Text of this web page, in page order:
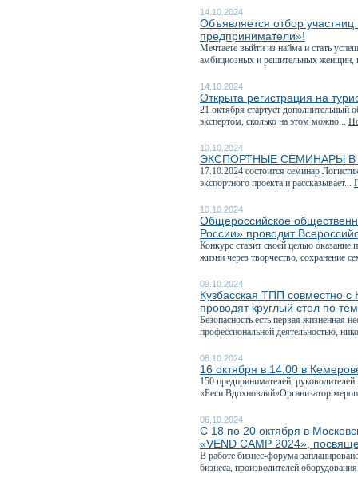
14.10.2024
Объявляется отбор
предприниматели»!
Мечтаете выйти из найма и стать
амбициозных и решительных женщин,
14.10.2024
Открыта регистрация на
21 октября стартует дополнительный
экспертом, сколько на этом можно...
10.10.2024
ЭКСПОРТНЫЕ СЕМИНАРЫ
17.10.2024 состоится семинар
экспортного проекта и рассказывает...
10.10.2024
Общероссийское
России» проводит
Конкурс ставит своей целью оказание
жизни через творчество, сохранение
09.10.2024
Кузбасская ТПП совместно с
проводят круглый стол по
Безопасность есть первая жизненная
профессиональной деятельностью,
08.10.2024
16 октября в 14.00 в
150 предпринимателей,
«Беси.Вдохновляй»Организатор
06.10.2024
С 18 по 20 октября в
«VEND CAMP 2024»,
В работе бизнес-форума
бизнеса, производителей